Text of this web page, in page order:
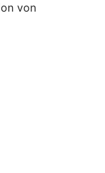
von